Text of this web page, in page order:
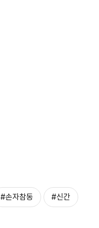
#손자참동 #신간